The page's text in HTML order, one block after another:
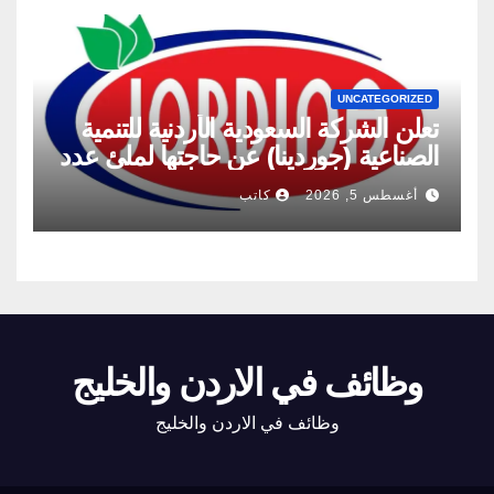
UNCATEGORIZED
تعلن الشركة السعودية الأردنية للتنمية
الصناعية (جوردينا) عن حاجتها لملئ عدد
من الشواغر
أغسطس 5, 2026 كاتب
وظائف في الاردن والخليج
وظائف في الاردن والخليج